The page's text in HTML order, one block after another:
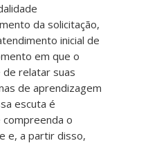
da solicitação,
inicial de
em que o
relatar suas
de aprendizagem
escuta é
compreenda o
e, a partir disso,